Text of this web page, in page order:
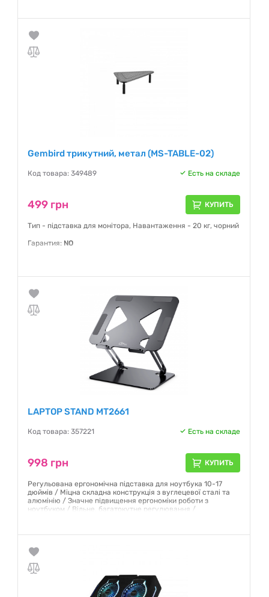
Gembird трикутний, метал (MS-TABLE-02)
Код товара: 349489 Есть на складе
499 грн КУПИТЬ
Тип - підставка для монітора, Навантаження - 20 кг, чорний
Гарантия: NO
LAPTOP STAND MT2661
Код товара: 357221 Есть на складе
998 грн КУПИТЬ
Регульована ергономічна підставка для ноутбука 10-17
дюймів / Міцна складна конструкція з вуглецевої сталі та
алюмінію / Значне підвищення ергономіки роботи з
ноутбуком / Вільне, багатокутне регулювання /
стабілізують підставку / Розміри: 265x225x50 мм (у